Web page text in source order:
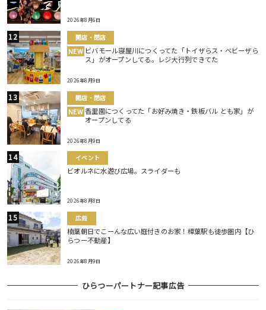
2026年8月6日
開店・閉店
NEW ビバモール寝屋川につくってた「トイザらス・ベビーザら
ス」がオープンしてる。レジ大行列できてた
2026年8月9日
開店・閉店
NEW 香里園につくってた「お好み焼き・鉄板バル とも家」が
オープンしてる
2026年8月9日
イベント
ビオルネに水遊び広場。スライダーも
2026年8月8日
広告
楠葉朝日でこーんな広い庭付きのお家！樟葉駅も徒歩圏内【ひ
らつー不動産】
2026年8月9日
ひらつーパートナー記事広告